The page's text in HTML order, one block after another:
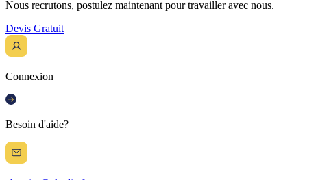
Nous recrutons, postulez maintenant pour travailler avec nous.
Devis Gratuit
Connexion
Besoin d'aide?